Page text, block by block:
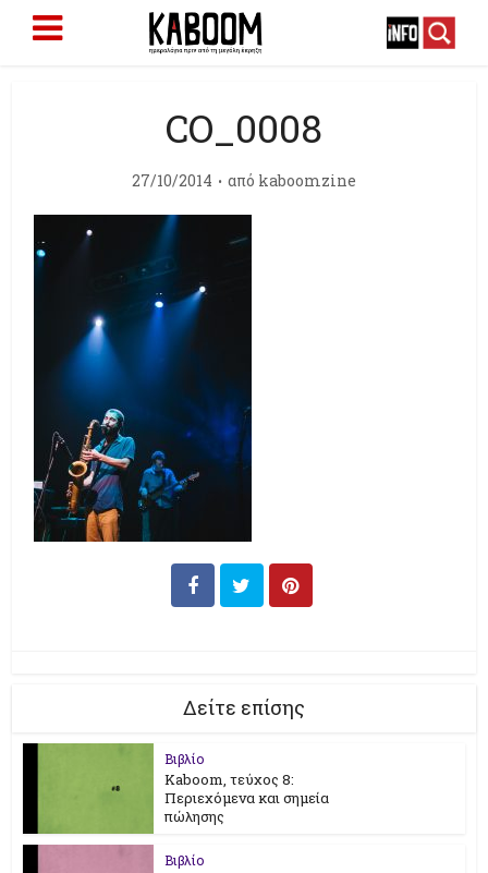
CO_0008
27/10/2014 από kaboomzine
Δείτε επίσης
Βιβλίο
Kaboom, τεύχος 8:
Περιεχόμενα και σημεία
πώλησης
Βιβλίο